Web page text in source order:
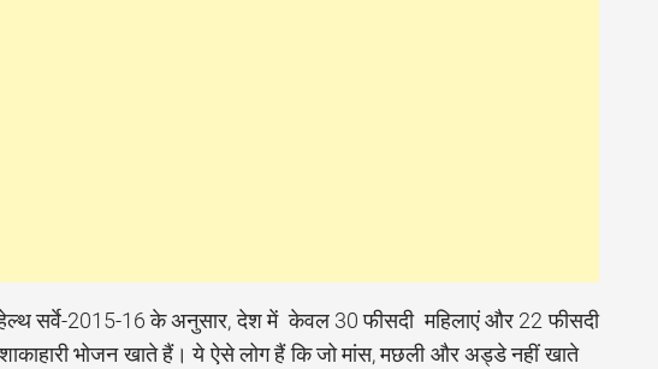
सर्वे-2015-16 के अनुसार, देश में केवल 30 फीसदी महिलाएं और 22 फीसदी
भोजन खाते हैं। ये ऐसे लोग हैं कि जो मांस, मछली और अड्डे नहीं खाते